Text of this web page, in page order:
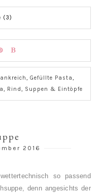
(3)
, Gefüllte Pasta,
, Rind, Suppen & Eintöpfe
2016
so passend
denn angesichts der